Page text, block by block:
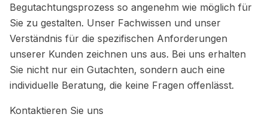
Begutachtungsprozess so angenehm wie möglich für
Sie zu gestalten. Unser Fachwissen und unser
Verständnis für die spezifischen Anforderungen
unserer Kunden zeichnen uns aus. Bei uns erhalten
Sie nicht nur ein Gutachten, sondern auch eine
individuelle Beratung, die keine Fragen offenlässt.
Kontaktieren Sie uns